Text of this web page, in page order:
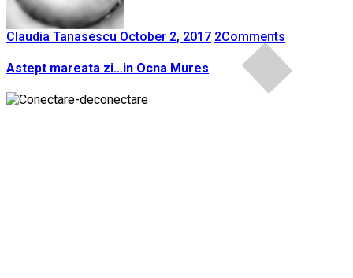
Claudia Tanasescu October 2, 2017 2Comments
Astept mareata zi…in Ocna Mures